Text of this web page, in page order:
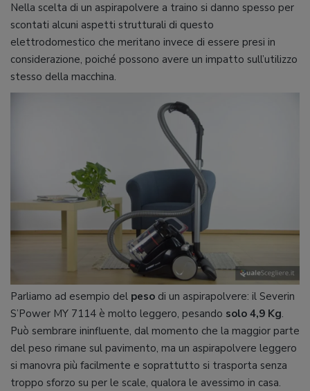
Nella scelta di un aspirapolvere a traino si danno spesso per
scontati alcuni aspetti strutturali di questo
elettrodomestico che meritano invece di essere presi in
considerazione, poiché possono avere un impatto sull’utilizzo
stesso della macchina.
Parliamo ad esempio del peso di un aspirapolvere: il Severin
S’Power MY 7114 è molto leggero, pesando solo 4,9 Kg.
Può sembrare ininfluente, dal momento che la maggior parte
del peso rimane sul pavimento, ma un aspirapolvere leggero
si manovra più facilmente e soprattutto si trasporta senza
troppo sforzo su per le scale, qualora le avessimo in casa.